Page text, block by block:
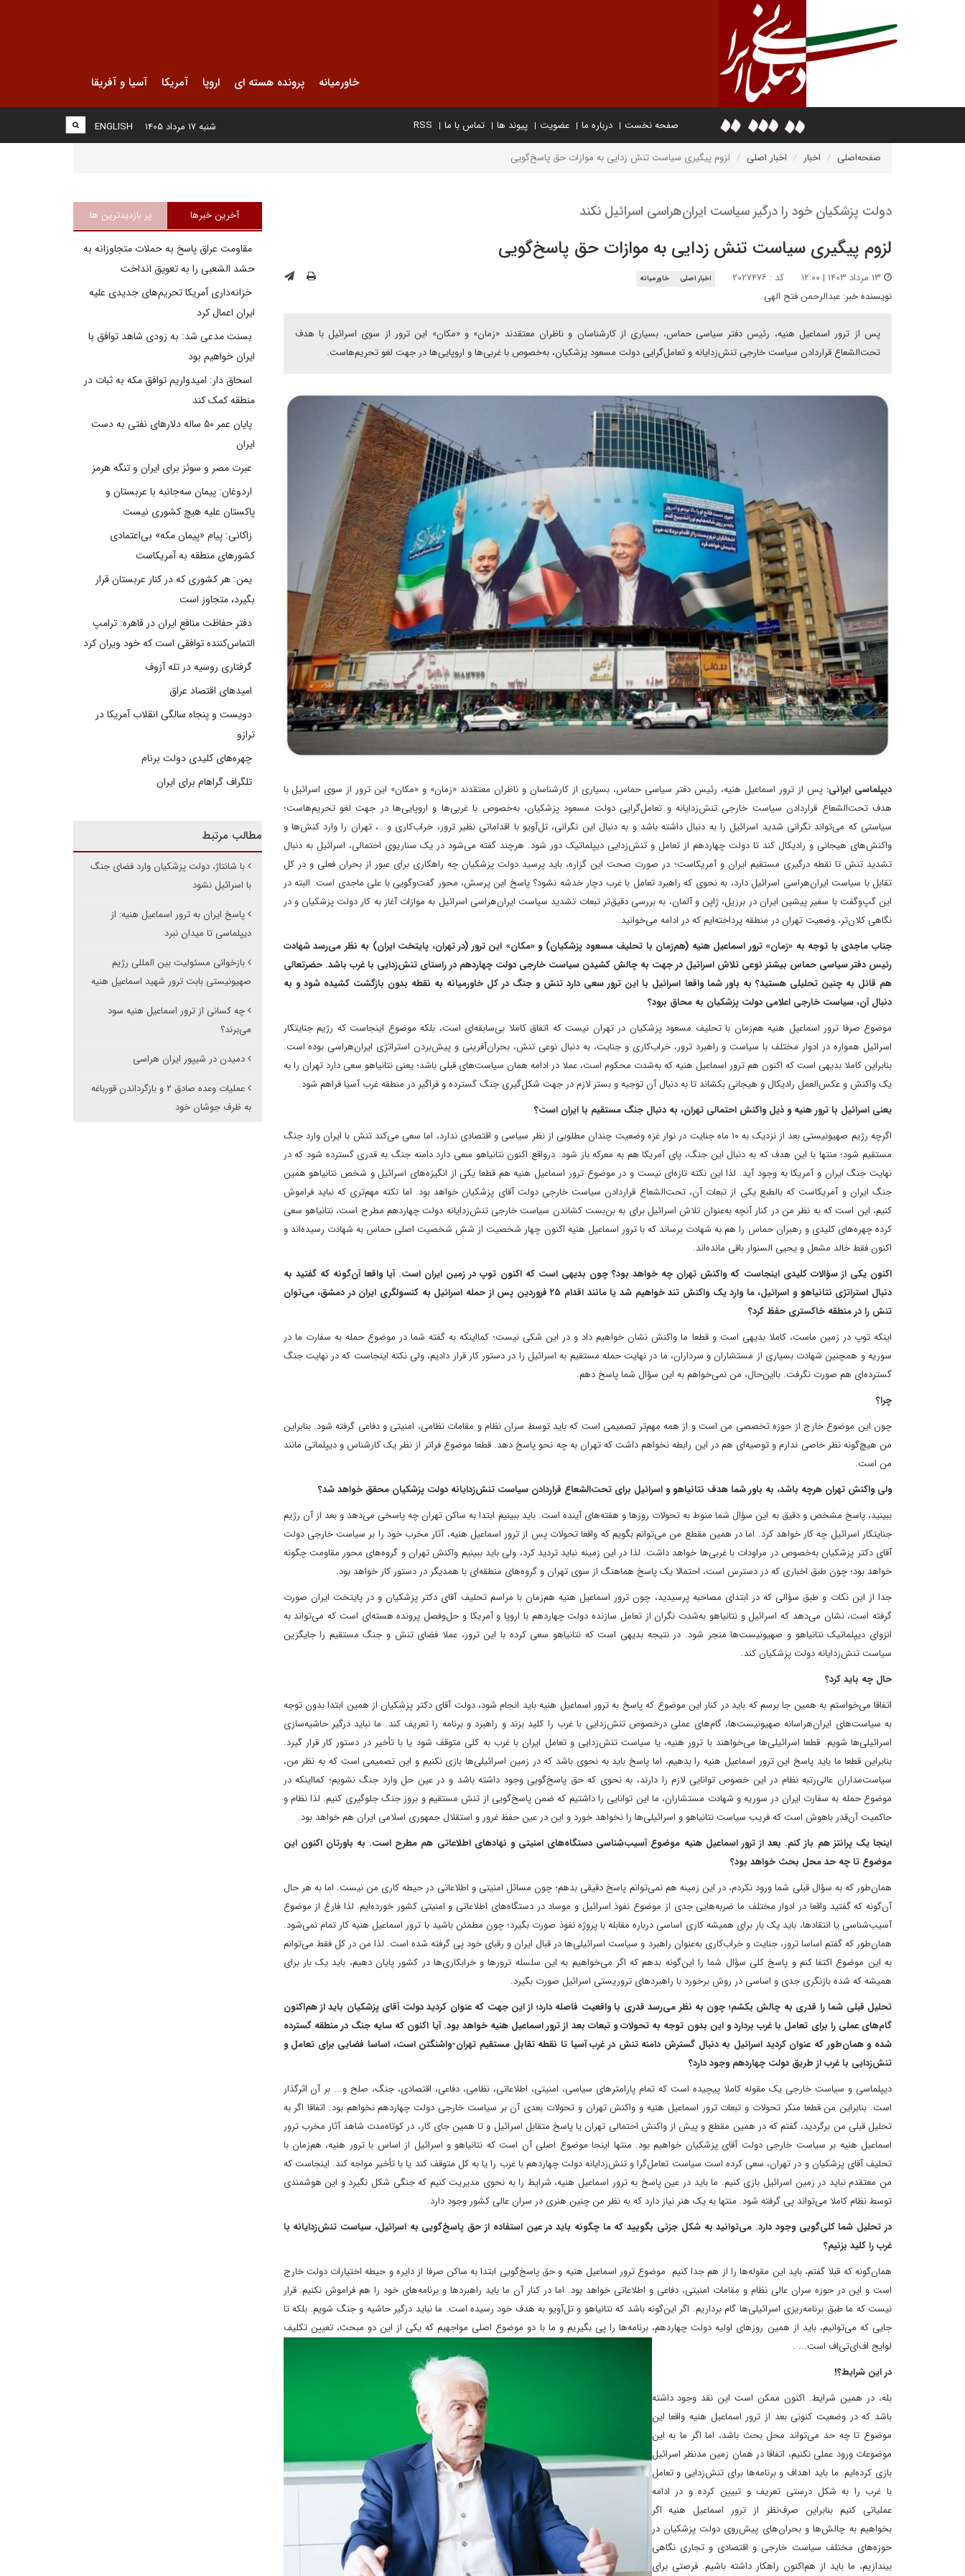
خاورمیانه پرونده هسته ای اروپا آمریکا آسیا و آفریقا
صفحه نخست درباره ما عضویت پیوند ها تماس با ما RSS
ENGLISH شنبه ۱۷ مرداد ۱۴۰۵
صفحه‌اصلی اخبار اخبار اصلی لزوم پیگیری سیاست تنش زدایی به موازات حق پاسخ‌گویی
دولت پزشکیان خود را درگیر سیاست‌ ایران‌هراسی اسرائیل نکند
لزوم پیگیری سیاست تنش زدایی به موازات حق پاسخ‌گویی
کد : ۲۰۲۷۴۷۶ اخبار اصلی خاورمیانه
نویسنده خبر: عبدالرحمن فتح الهی
پس از ترور اسماعیل هنیه، رئیس دفتر سیاسی حماس، بسیاری از کارشناسان و ناظران معتقدند «زمان» و «مکان» این ترور از سوی اسرائیل با هدف
تحت‌الشعاع قرار‌دادن سیاست خارجی تنش‌زدایانه و تعامل‌گرایی دولت مسعود پزشکیان، به‌خصوص با غربی‌ها و اروپایی‌ها در جهت لغو تحریم‌هاست.
دیپلماسی ایرانی: پس از ترور اسماعیل هنیه، رئیس دفتر سیاسی حماس، بسیاری از کارشناسان و ناظران معتقدند «زمان» و «مکان» این ترور از سوی اسرائیل با
هدف تحت‌الشعاع قرار‌دادن سیاست خارجی تنش‌زدایانه و تعامل‌گرایی دولت مسعود پزشکیان، به‌خصوص با غربی‌ها و اروپایی‌ها در جهت لغو تحریم‌هاست؛
سیاستی که می‌تواند نگرانی شدید اسرائیل را به دنبال داشته باشد و به دنبال این نگرانی، تل‌آویو با اقداماتی نظیر ترور، خراب‌کاری و‌...، تهران را وارد کنش‌ها و
واکنش‌های هیجانی و رادیکال کند تا دولت چهاردهم از تعامل و تنش‌زدایی دیپلماتیک دور شود. هرچند‌ گفته می‌شود در یک سناریوی احتمالی، اسرائیل به دنبال
تشدید تنش تا نقطه درگیری مستقیم ایران و آمریکاست؛ ‌در صورت صحت این گزاره، باید پرسید ‌دولت پزشکیان چه راهکاری برای عبور از ‌بحران فعلی و در کل
تقابل با سیاست ایران‌هراسی اسرائیل دارد، به نحوی که راهبرد تعامل با غرب دچار خدشه نشود؟ پاسخ این پرسش، محور گفت‌وگویی با علی ماجدی است. البته در
این گپ‌و‌گفت با سفیر پیشین ایران در برزیل، ژاپن و آلمان، به بررسی دقیق‌تر تبعات تشدید سیاست ایران‌هراسی اسرائیل به موازات آغاز به کار دولت پزشکیان و در
نگاهی کلان‌تر، وضعیت تهران در منطقه پرداخته‌ایم که در ادامه می‌خوانید.
جناب ماجدی با توجه به «زمان» ترور اسماعیل هنیه (هم‌زمان با تحلیف مسعود پزشکیان) و «مکان» این ترور (در تهران، پایتخت ایران) به نظر می‌رسد شهادت
رئیس دفتر سیاسی حماس بیشتر نوعی تلاش اسرائیل در جهت به چالش کشیدن سیاست خارجی دولت چهاردهم در راستای تنش‌زدایی با غرب باشد.‌ حضرتعالی
هم قائل به چنین تحلیلی هستید؟ به باور شما واقعا اسرائیل با این ترور سعی دارد تنش و جنگ در کل خاورمیانه به نقطه بدون بازگشت کشیده شود و به
دنبال آن، سیاست خارجی اعلامی دولت پزشکیان به محاق برود؟
‌موضوع صرفا ترور اسماعیل هنیه‌ هم‌زمان با تحلیف مسعود پزشکیان در تهران نیست که اتفاق کاملا بی‌سابقه‌ای است، بلکه موضوع اینجاست که رژیم جنایتکار
اسرائیل همواره در ادوار مختلف با سیاست و راهبرد ترور، خراب‌کاری و جنایت، به دنبال نوعی تنش، بحران‌آفرینی و پیش‌بردن استراتژی ایران‌هراسی بوده است.
بنابراین کاملا بدیهی است که اکنون هم ترور اسماعیل هنیه که به‌‌شدت محکوم است، عملا در ادامه همان سیاست‌های قبلی باشد؛ یعنی نتانیاهو سعی دارد تهران را به
یک واکنش و عکس‌العمل رادیکال و هیجانی بکشاند تا به دنبال آن توجیه و بستر لازم در جهت شکل‌گیری جنگ گسترده و فراگیر در منطقه غرب آسیا فراهم شود.
‌یعنی اسرائیل با ترور هنیه و ذیل واکنش احتمالی تهران، به دنبال جنگ مستقیم با ایران است؟
اگرچه رژیم صهیونیستی بعد از نزدیک به ۱۰ ماه جنایت در نوار غزه وضعیت چندان مطلوبی از نظر سیاسی و اقتصادی ندارد، اما سعی می‌کند تنش با ایران وارد جنگ
مستقیم شود؛ منتها با این هدف که به دنبال این جنگ، پای آمریکا هم به معرکه باز شود. درواقع اکنون نتانیاهو سعی دارد دامنه جنگ به قدری گسترده شود که در
نهایت‌ جنگ ایران و آمریکا به وجود آید. لذا این نکته تازه‌ای نیست و در موضوع ترور اسماعیل هنیه هم قطعا یکی از انگیزه‌های اسرائیل و شخص نتانیاهو همین
جنگ ایران و آمریکاست که بالطبع‌ یکی از تبعات آن، تحت‌الشعاع قراردادن سیاست خارجی دولت آقای پزشکیان خواهد بود. اما نکته مهم‌تری که نباید فراموش
کنیم، این است که به نظر من در کنار آنچه به‌عنوان تلاش اسرائیل برای به بن‌بست‌ کشاندن سیاست خارجی تنش‌زدایانه دولت چهاردهم مطرح است، نتانیاهو سعی
کرده چهره‌های کلیدی و رهبران حماس را هم به شهادت برساند که با ترور اسماعیل هنیه اکنون چهار شخصیت از شش شخصیت اصلی حماس به شهادت رسیده‌اند و
اکنون فقط خالد مشعل و یحیی السنوار باقی مانده‌اند.
‌اکنون یکی از سؤالات کلیدی اینجاست که واکنش تهران چه خواهد بود؟ چون بدیهی است که اکنون توپ در زمین ایران است. آیا واقعا آن‌گونه که گفتید به
دنبال استراتژی نتانیاهو و اسرائیل، ما وارد یک واکنش تند خواهیم شد یا مانند اقدام ۲۵ فروردین پس از حمله اسرائیل به کنسولگری ایران در دمشق، می‌توان
تنش را در منطقه خاکستری حفظ کرد؟
اینکه‌ توپ در زمین ماست‌، کاملا بدیهی است و قطعا ما واکنش نشان خواهیم داد و در این شکی نیست؛ کما‌اینکه به گفته شما در موضوع حمله به سفارت ما در
سوریه و همچنین شهادت بسیاری از مستشاران و سرداران، ما در نهایت‌ حمله مستقیم به اسرائیل را در دستور کار قرار دادیم، ولی نکته اینجاست که در نهایت جنگ
گسترده‌ای هم صورت نگرفت. با‌این‌حال، من نمی‌خواهم به این سؤال شما پاسخ دهم.
‌چرا؟
چون این موضوع خارج از حوزه تخصصی من است و از همه مهم‌تر تصمیمی است که باید توسط سران نظام و مقامات نظامی، امنیتی و دفاعی گرفته شود. بنابراین
من هیچ‌گونه نظر خاصی ‌ندارم و توصیه‌ای هم در این رابطه نخواهم داشت که تهران به چه نحو پاسخ دهد. قطعا موضوع فراتر از نظر یک کارشناس و ‌دیپلماتی مانند
من است.
‌ولی واکنش تهران هرچه باشد، به باور شما هدف نتانیاهو و اسرائیل برای تحت‌الشعاع قرار‌دادن سیاست تنش‌زدایانه دولت پزشکیان محقق خواهد شد؟
ببینید، پاسخ مشخص و دقیق به این سؤال شما منوط به تحولات روزها و هفته‌های آینده است. باید ببینیم ابتدا به ساکن تهران چه پاسخی می‌دهد و بعد از آن رژیم
جنایتکار اسرائیل چه کار خواهد کرد. اما در همین مقطع من می‌توانم بگویم که واقعا تحولات پس از ترور اسماعیل هنیه، آثار مخرب خود را بر سیاست خارجی دولت
آقای دکتر پزشکیان به‌خصوص در مراودات با غربی‌ها خواهد داشت. لذا در این زمینه نباید تردید کرد، ولی باید ببینیم واکنش تهران و گروه‌های محور مقاومت چگونه
خواهد بود؛ چون طبق اخباری که در دسترس است، احتمالا یک پاسخ هماهنگ از سوی تهران و گروه‌های منطقه‌ای با همدیگر در دستور کار خواهد بود.
جدا‌ از این نکات و طبق سؤالی که در ابتدای مصاحبه پرسیدید، چون ترور اسماعیل هنیه‌ هم‌زمان با مراسم تحلیف آقای دکتر پزشکیان و در پایتخت ایران صورت
گرفته است، نشان می‌دهد که اسرائیل و نتانیاهو به‌شدت نگران از تعامل سازنده دولت چهاردهم با اروپا و آمریکا و حل‌وفصل پرونده هسته‌ای است که می‌تواند به
انزوای دیپلماتیک نتانیاهو و صهیونیست‌ها منجر شود. در نتیجه بدیهی است که نتانیاهو سعی کرده با این ترور، عملا فضای تنش و جنگ مستقیم را جایگزین
سیاست تنش‌زدایانه دولت پزشکیان کند.
‌حال چه باید کرد؟
اتفاقا می‌خواستم به همین جا برسم که ‌باید در کنار این موضوع که پاسخ به ترور اسماعیل هنیه باید انجام شود، دولت آقای دکتر پزشکیان از همین ابتدا بدون توجه
به سیاست‌های ایران‌هراسانه صهیونیست‌ها، گام‌های عملی درخصوص تنش‌زدایی با غرب را کلید بزند و راهبرد و برنامه را تعریف کند. ما نباید درگیر حاشیه‌سازی
اسرائیلی‌ها شویم. قطعا اسرائیلی‌ها می‌خواهند با ترور هنیه، یا سیاست تنش‌زدایی و تعامل ایران با غرب به کلی متوقف شود یا با تأخیر در دستور کار قرار گیرد.
بنابراین قطعا ما باید پاسخ این ترور اسماعیل هنیه را بدهیم، اما پاسخ باید به نحوی باشد که در زمین اسرائیلی‌ها بازی نکنیم و این تصمیمی است که به نظر من،
سیاست‌مداران عالی‌رتبه نظام در این خصوص توانایی لازم را دارند، به نحوی که حق پاسخ‌گویی وجود داشته باشد و در عین حل وارد جنگ نشویم؛ کما‌اینکه در
موضوع حمله به سفارت ایران در سوریه و شهادت مستشاران، ما این توانایی را داشتیم که ضمن پاسخ‌گویی از تنش مستقیم و بروز جنگ جلوگیری کنیم. لذا نظام و
حاکمیت آن‌قدر باهوش است که فریب سیاست نتانیاهو و اسرائیلی‌ها را نخواهد خورد و این در عین حفظ غرور و استقلال جمهوری اسلامی ایران هم خواهد بود.
‌اینجا یک پرانتز هم باز کنم. بعد از ترور اسماعیل هنیه موضوع آسیب‌شناسی دستگاه‌های امنیتی و نهادهای اطلاعاتی هم مطرح است. به باورتان اکنون این
موضوع تا چه حد محل بحث خواهد بود؟
همان‌طور که به سؤال قبلی شما ورود نکردم، در این زمینه هم نمی‌توانم پاسخ دقیقی بدهم؛ چون مسائل امنیتی و اطلاعاتی در حیطه کاری من نیست. اما به هر حال
آن‌گونه که گفتید واقعا در ادوار مختلف ما ضربه‌هایی جدی از موضوع نفوذ اسرائیل و موساد در دستگاه‌های اطلاعاتی و امنیتی کشور خورده‌ایم. لذا فارغ از موضوع
آسیب‌شناسی یا انتقادها، باید یک بار برای همیشه کاری اساسی درباره مقابله با پروژه نفوذ صورت بگیرد؛ چون مطمئن باشید با ترور اسماعیل هنیه کار تمام نمی‌شود.
همان‌طور که گفتم اساسا ترور، جنایت و خراب‌کاری به‌عنوان راهبرد و سیاست اسرائیلی‌ها در قبال ایران و رقبای خود پی گرفته شده است. لذا من در کل فقط می‌توانم
به این موضوع اکتفا کنم و پاسخ کلی سؤال شما را این‌گونه بدهم که اگر می‌خواهیم به این سلسله ترورها و خرابکاری‌ها در کشور پایان ‌دهیم، باید یک بار برای
همیشه که شده بازنگری جدی و اساسی در روش برخورد با راهبردهای تروریستی اسرائیل صورت بگیرد.
‌تحلیل قبلی شما را قدری به چالش بکشم؛ چون به نظر می‌رسد قدری با واقعیت فاصله دارد؛ از این جهت که عنوان کردید دولت آقای پزشکیان باید از هم‌اکنون
گام‌های عملی را برای تعامل با غرب بردارد و این بدون توجه به تحولات و تبعات بعد از ترور اسماعیل هنیه خواهد بود. آیا اکنون که سایه جنگ در منطقه گسترده
شده و همان‌طور که عنوان کردید اسرائیل به دنبال گسترش دامنه تنش در غرب آسیا تا نقطه تقابل مستقیم تهران‌-‌واشنگتن است، اساسا فضایی برای تعامل و
تنش‌زدایی با غرب از طریق دولت چهاردهم وجود دارد؟
دیپلماسی و سیاست خارجی یک مقوله کاملا پیچیده است که تمام پارامترهای سیاسی، امنیتی، اطلاعاتی، نظامی، دفاعی، اقتصادی، جنگ، صلح و‌... بر آن اثرگذار
است. بنابراین من قطعا منکر تحولات و تبعات ترور اسماعیل هنیه و واکنش تهران و تحولات بعدی آن بر سیاست خارجی دولت چهاردهم نخواهم بود. اتفاقا اگر به
تحلیل قبلی من برگردید، گفتم که در همین مقطع و پیش از واکنش احتمالی تهران ‌یا پاسخ متقابل اسرائیل و تا همین جای کار، در کوتاه‌مدت شاهد آثار مخرب ترور
اسماعیل هنیه بر سیاست خارجی دولت آقای پزشکیان خواهیم بود. منتها اینجا موضوع اصلی آن است که نتانیاهو و اسرائیل از اساس با ترور هنیه، هم‌زمان با
تحلیف آقای پزشکیان و در تهران، سعی کرده است سیاست تعامل‌گرا و تنش‌زدایانه دولت چهاردهم با غرب را یا به کل متوقف کند یا با تأخیر مواجه کند. اینجاست که
من معتقدم نباید در زمین اسرائیل بازی کنیم. ما باید در عین پاسخ به ترور اسماعیل هنیه، شرایط را به نحوی مدیریت کنیم که جنگی شکل نگیرد و این هوشمندی
توسط نظام کاملا می‌تواند پی گرفته شود. منتها به یک هنر نیاز دارد که به نظر من چنین هنری در سران عالی کشور وجود دارد.
‌در تحلیل شما کلی‌گویی وجود دارد. می‌توانید به شکل جزئی بگویید که ما چگونه باید در عین استفاده از حق پاسخ‌گویی به اسرائیل، سیاست تنش‌زدایانه با
غرب را کلید بزنیم؟
همان‌گونه که قبلا گفتم، باید این مقوله‌ها را از هم جدا کنیم. موضوع ترور اسماعیل هنیه و حق پاسخ‌گویی ابتدا به ساکن صرفا از دایره و حیطه اختیارات دولت خارج
است و این در حوزه سران عالی نظام و مقامات امنیتی، دفاعی و اطلاعاتی خواهد بود. اما در کنار آن ما باید راهبردها و برنامه‌های خود را هم فراموش نکنیم. قرار
نیست که ما طبق برنامه‌ریزی اسرائیلی‌ها گام برداریم. اگر این‌گونه باشد که نتانیاهو و تل‌آویو به هدف خود رسیده است. ما نباید درگیر حاشیه و جنگ شویم. بلکه تا
جایی که می‌توانیم، باید از همین روزهای اولیه دولت چهاردهم، برنامه‌ها را پی بگیریم و ما با دو موضوع اصلی مواجهیم که یکی از این دو مبحث، تعیین تکلیف
لوایح اف‌ای‌تی‌اف است... .
‌در این شرایط؟!
بله، در همین شرایط. اکنون ممکن است این نقد وجود داشته
باشد که در وضعیت کنونی بعد از ترور اسماعیل هنیه واقعا این
موضوع تا چه حد می‌تواند محل بحث باشد، اما اگر ما به این
موضوعات ورود عملی نکنیم، اتفاقا در همان زمین مدنظر اسرائیل
بازی کرده‌ایم. ما باید اهداف و برنامه‌ها برای تنش‌زدایی و تعامل
با غرب را به شکل درستی تعریف و تبیین کرده و در ادامه
عملیاتی کنیم بنابراین صرف‌نظر از ترور اسماعیل هنیه اگر
بخواهیم به چالش‌ها و بحران‌های پیش‌روی دولت پزشکیان در
حوزه‌های مختلف سیاست خارجی و اقتصادی و تجاری نگاهی
بیندازیم، ما باید از هم‌اکنون راهکار داشته باشیم. فرصتی برای
آخرین خبرها پر بازدیدترین ها
مقاومت عراق پاسخ به حملات متجاوزانه به
حشد الشعبی را به تعویق انداخت
خزانه‌داری آمریکا تحریم‌های جدیدی علیه
ایران اعمال کرد
بسنت مدعی شد: به زودی شاهد توافق با
ایران خواهیم بود
اسحاق دار: امیدواریم توافق مکه به ثبات در
منطقه کمک کند
پایان عمر ۵۰ ساله دلارهای نفتی به دست
ایران
عبرت مصر و سوئز برای ایران و تنگه هرمز
اردوغان: پیمان سه‌جانبه با عربستان و
پاکستان علیه هیچ کشوری نیست
زاکانی: پیام «پیمان مکه» بی‌اعتمادی
کشورهای منطقه به آمریکاست
یمن: هر کشوری که در کنار عربستان قرار
بگیرد، متجاوز است
دفتر حفاظت منافع ایران در قاهره: ترامپ
التماس‌کننده توافقی است که خود ویران کرد
گرفتاری روسیه در تله آزوف
امیدهای اقتصاد عراق
دویست و پنجاه سالگی انقلاب آمریکا در
ترازو
چهره‌های کلیدی دولت برنام
تلگراف گراهام برای ایران
مطالب مرتبط
با شانتاژ، دولت پزشکیان وارد فضای جنگ
با اسرائیل نشود
پاسخ ایران به ترور اسماعیل هنیه: از
دیپلماسی تا میدان نبرد
بازخوانی مسئولیت بین المللی رژیم
صهیونیستی بابت ترور شهید اسماعیل هنیه
چه کسانی از ترور اسماعیل هنیه سود
می‌برند؟
دمیدن در شیپور ایران هراسی
عملیات وعده صادق ۲ و بازگرداندن قورباغه
به ظرف جوشان خود